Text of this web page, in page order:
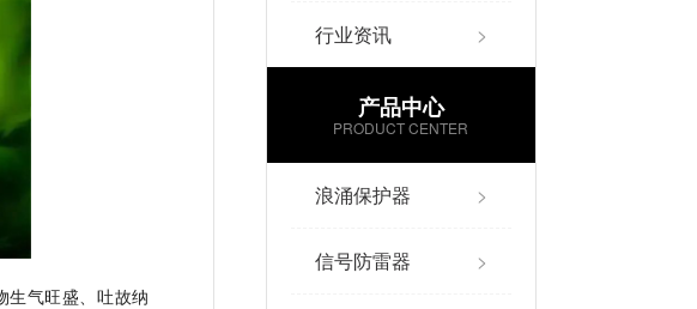
生气旺盛、吐故纳
行业资讯 >
产品中心
PRODUCT CENTER
浪涌保护器 >
信号防雷器 >